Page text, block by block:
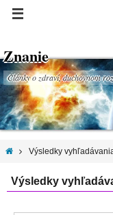
Znanie
Články o zdraví, duchovnom
Výsledky
Výsledky